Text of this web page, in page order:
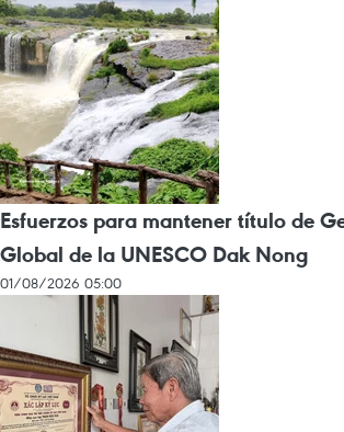
Esfuerzos para mantener título de
Global de la UNESCO Dak Nong
01/08/2026 05:00